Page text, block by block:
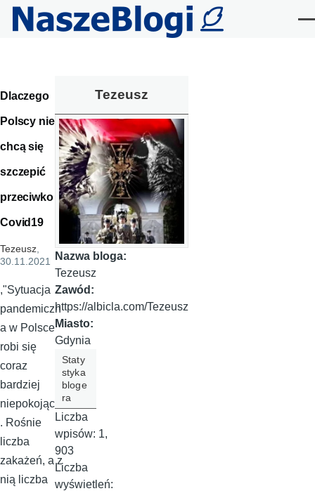
Przejdź do treści
Dlaczego
Polscy nie
chcą się
szczepić
przeciwko
Covid19
Tezeusz,
30.11.2021
,"Sytuacja
pandemiczn
a w Polsce
robi się
coraz
bardziej
niepokojąca
. Rośnie
liczba
zakażeń, a z
nią liczba
Tezeusz
Nazwa bloga:
Tezeusz
Zawód:
https://albicla.com/Tezeusz
Miasto:
Gdynia
Staty
styka
bloge
ra
Liczba
wpisów: 1,
903
Liczba
wyświetleń: